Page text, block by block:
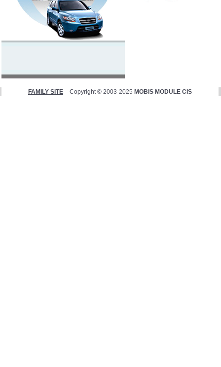
FAMILY SITE Copyright © 2003-2025 MOBIS MODULE CIS